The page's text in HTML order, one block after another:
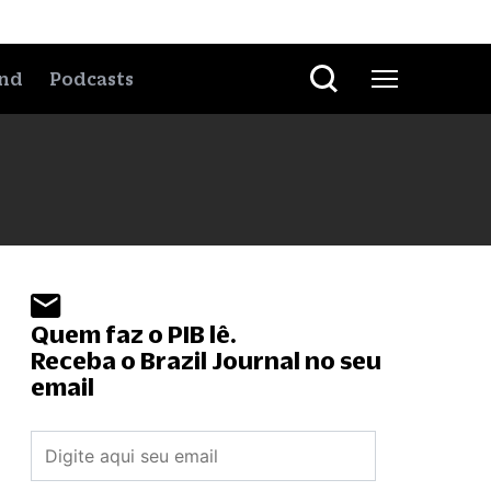
Podcasts
Quem faz o PIB lê.
Receba o Brazil Journal no seu
email